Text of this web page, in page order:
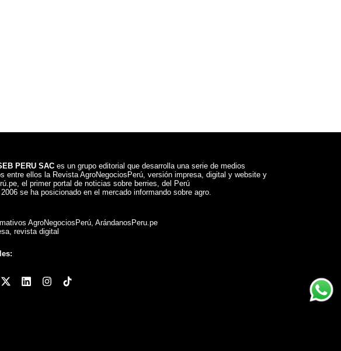
PERU SAC es un grupo editorial que desarrolla una serie de medios
entre ellos la Revista AgroNegociosPerú, versión impresa, digital y website y
el primer portal de noticias sobre berries, del Perú
se ha posicionado en el mercado informando sobre agro.
AgroNegociosPerú, ArándanosPeru.pe
revista digital
X-
twitter
LinkedinInstagram